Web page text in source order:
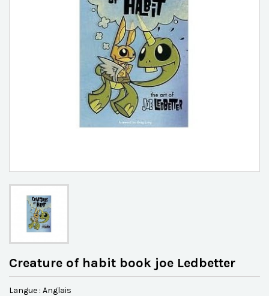
Creature of habit book joe Ledbetter
Langue : Anglais